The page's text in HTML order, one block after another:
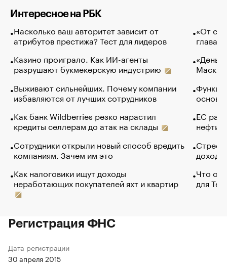
Интересное на РБК
Насколько ваш авторитет зависит от
атрибутов престижа? Тест для лидеров
Казино проиграло. Как ИИ-агенты
разрушают букмекерскую индустрию
Выживают сильнейших. Почему компании
избавляются от лучших сотрудников
Как банк Wildberries резко нарастил
кредиты селлерам до атак на склады
Сотрудники открыли новый способ вредить
компаниям. Зачем им это
Как налоговики ищут доходы
неработающих покупателей яхт и квартир
«От
глава
Маск в
основ
ЕС
нефти
Что
для
Регистрация ФНС
Дата регистрации
30 апреля 2015